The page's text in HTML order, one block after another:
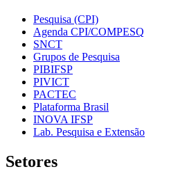
Pesquisa (CPI)
Agenda CPI/COMPESQ
SNCT
Grupos de Pesquisa
PIBIFSP
PIVICT
PACTEC
Plataforma Brasil
INOVA IFSP
Lab. Pesquisa e Extensão
Setores